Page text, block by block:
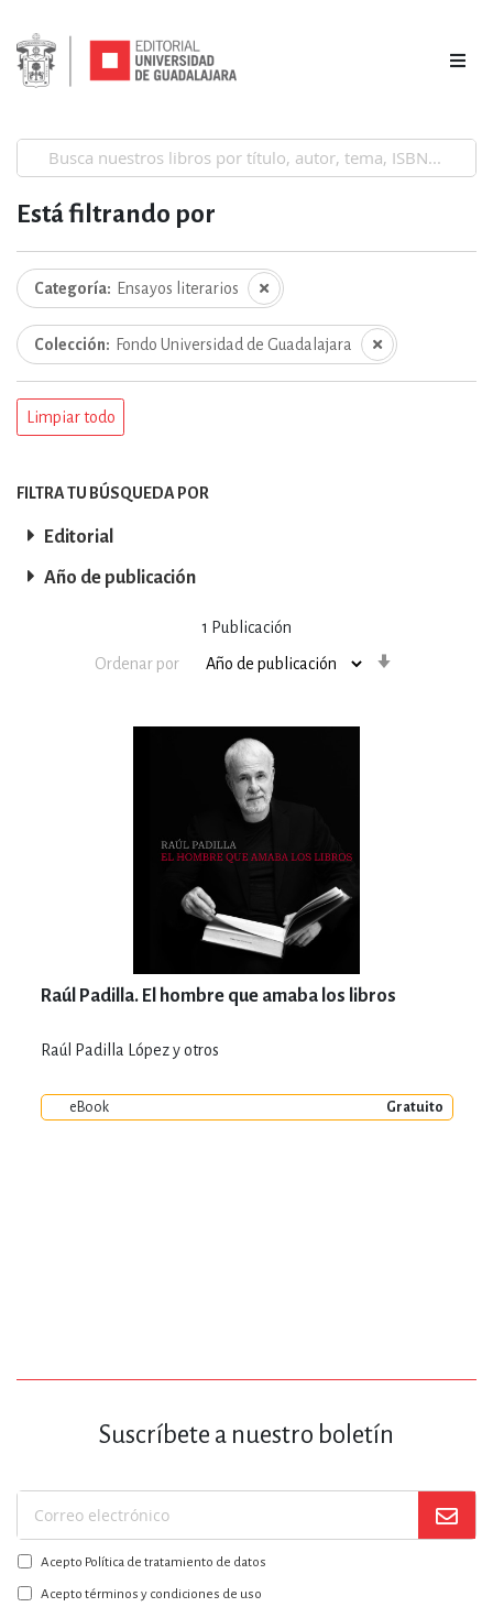
1 Publicación
Ordenar por
Raúl Padilla. El hombre que amaba los libros
Raúl Padilla López y otros
eBook Gratuito
Está filtrando por
Categoría Ensayos literarios
Colección Fondo Universidad de Guadalajara
Limpiar todo
FILTRA TU BÚSQUEDA POR
Editorial
Año de publicación
Suscríbete a nuestro boletín
Suscríbase
a
nuestro
boletín:
Acepto Política de tratamiento de datos
Acepto términos y condiciones de uso